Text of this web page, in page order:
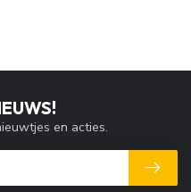
en acties.